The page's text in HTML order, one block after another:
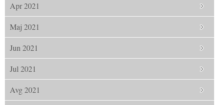
Apr 2021
Maj 2021
Jun 2021
Jul 2021
Avg 2021